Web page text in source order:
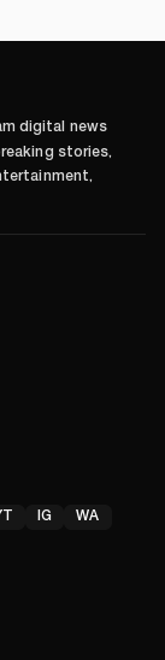
digital news
stories,
IG WA